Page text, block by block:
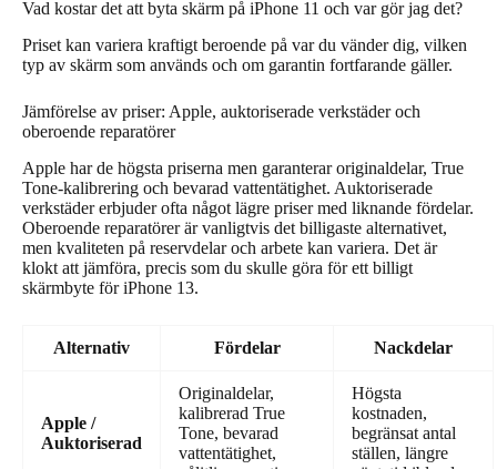
Vad kostar det att byta skärm på iPhone 11 och var gör jag det?
Priset kan variera kraftigt beroende på var du vänder dig, vilken
typ av skärm som används och om garantin fortfarande gäller.
Jämförelse av priser: Apple, auktoriserade verkstäder och
oberoende reparatörer
Apple har de högsta priserna men garanterar originaldelar, True
Tone-kalibrering och bevarad vattentätighet. Auktoriserade
verkstäder erbjuder ofta något lägre priser med liknande fördelar.
Oberoende reparatörer är vanligtvis det billigaste alternativet,
men kvaliteten på reservdelar och arbete kan variera. Det är
klokt att jämföra, precis som du skulle göra för ett billigt
skärmbyte för iPhone 13.
Alternativ Fördelar Nackdelar
Apple /
Auktoriserad
Originaldelar,
kalibrerad True
Tone, bevarad
vattentätighet,
Högsta
kostnaden,
begränsat antal
ställen, längre